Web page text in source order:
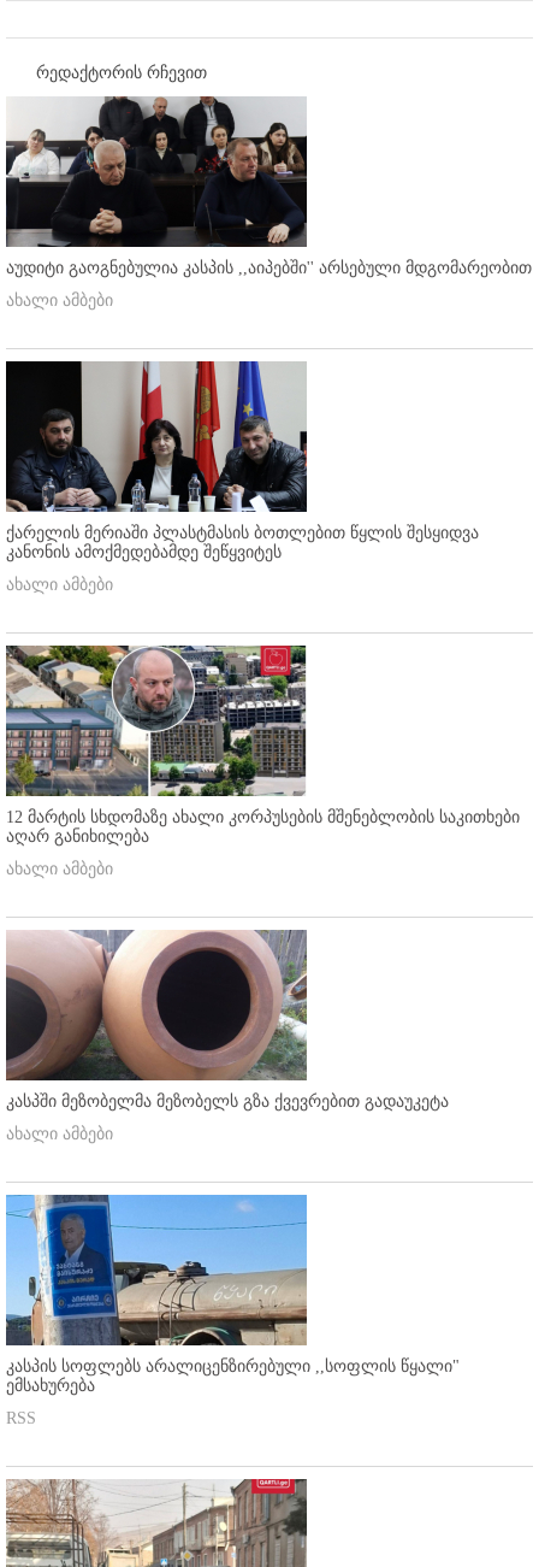
რედაქტორის რჩევით
აუდიტი გაოგნებულია კასპის ,,აიპებში'' არსებული მდგომარეობით
ახალი ამბები
ქარელის მერიაში პლასტმასის ბოთლებით წყლის შესყიდვა
კანონის ამოქმედებამდე შეწყვიტეს
ახალი ამბები
12 მარტის სხდომაზე ახალი კორპუსების მშენებლობის საკითხები
აღარ განიხილება
ახალი ამბები
კასპში მეზობელმა მეზობელს გზა ქვევრებით გადაუკეტა
ახალი ამბები
კასპის სოფლებს არალიცენზირებული ,,სოფლის წყალი"
ემსახურება
RSS